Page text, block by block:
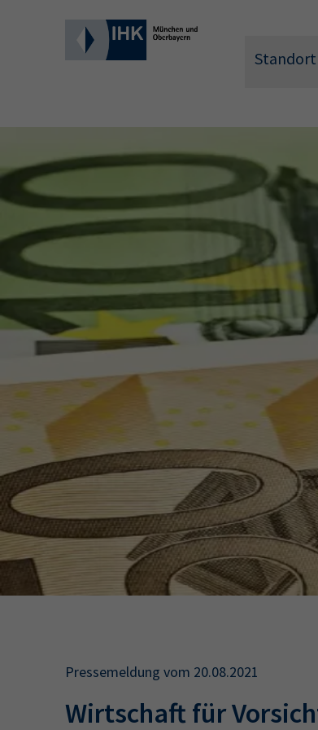
Hier
AEVO
Pressemeldung vom 20.08.2021
Wirtschaft für